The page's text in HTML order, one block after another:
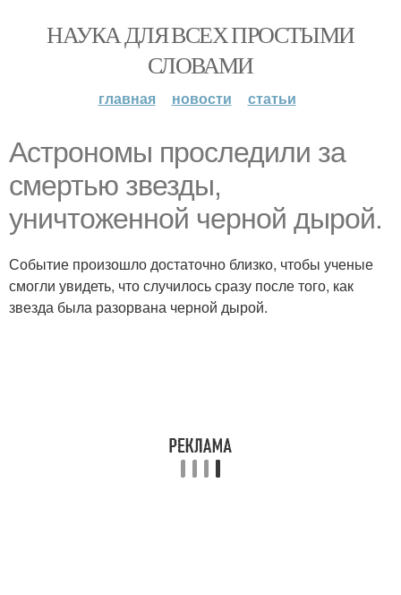
НАУКА ДЛЯ ВСЕХ ПРОСТЫМИ
СЛОВАМИ
главная новости статьи
Астрономы проследили за
смертью звезды,
уничтоженной черной дырой.
Событие произошло достаточно близко, чтобы ученые
смогли увидеть, что случилось сразу после того, как
звезда была разорвана черной дырой.